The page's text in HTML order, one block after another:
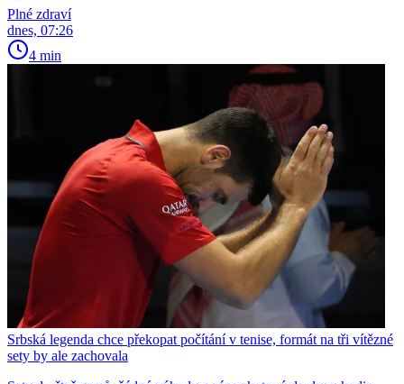
Plné zdraví
dnes, 07:26
4 min
Srbská legenda chce překopat počítání v tenise, formát na tři vítězné
sety by ale zachovala